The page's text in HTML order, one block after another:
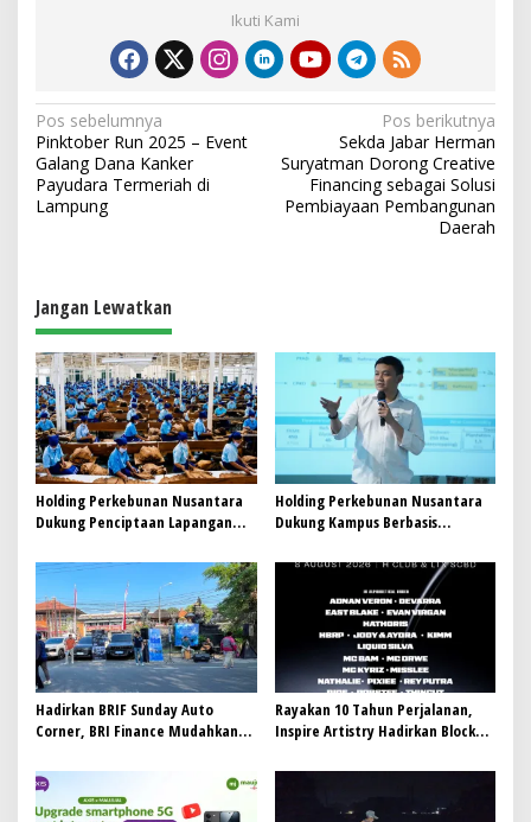
Ikuti Kami
N
a
v
i
a
s
i
p
o
s
Pos sebelumnya
Pinktober Run 2025 – Event
Galang Dana Kanker
Payudara Termeriah di
Lampung
Pos berikutnya
Sekda Jabar Herman
Suryatman Dorong Creative
Financing sebagai Solusi
Pembiayaan Pembangunan
Daerah
Jangan Lewatkan
Holding Perkebunan Nusantara
Dukung Penciptaan Lapangan
Pekerja di Pabrik Tembakau
Holding Perkebunan Nusantara
Dukung Kampus Berbasis
Jadi Mahasiswa Angkatan
Pertama Magister ITSI
Hadirkan BRIF Sunday Auto
Corner, BRI Finance Mudahkan
Impian
Rayakan 10 Tahun Perjalanan,
Inspire Artistry Hadirkan Block